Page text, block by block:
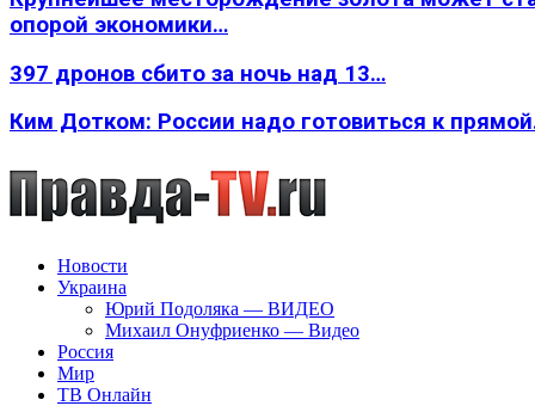
опорой экономики…
397 дронов сбито за ночь над 13…
Ким Дотком: России надо готовиться к
Новости
Украина
Юрий Подоляка — ВИДЕО
Михаил Онуфриенко — Видео
Россия
Мир
ТВ Онлайн